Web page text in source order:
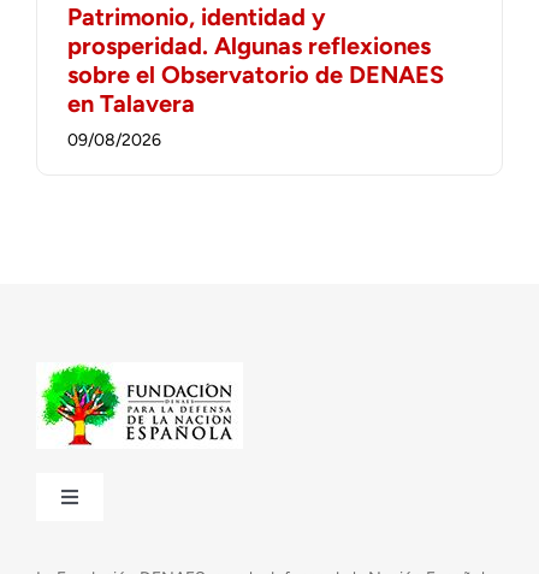
Patrimonio, identidad y
prosperidad. Algunas reflexiones
sobre el Observatorio de DENAES
en Talavera
09/08/2026
Toggle